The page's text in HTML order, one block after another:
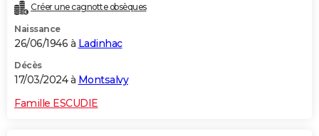
Créer une cagnotte obsèques
Naissance
26/06/1946 à Ladinhac
Décès
17/03/2024 à Montsalvy
Famille ESCUDIE